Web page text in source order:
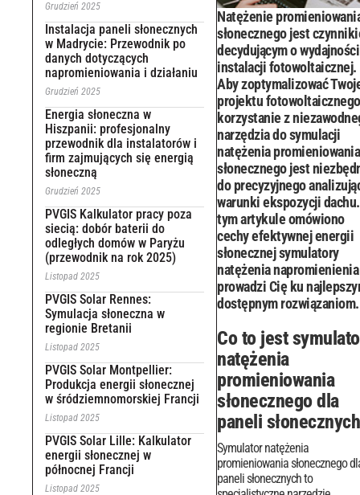
Grudzień 2025
Instalacja paneli słonecznych
w Madrycie: Przewodnik po
danych dotyczących
napromieniowania i działaniu
Grudzień 2025
Energia słoneczna w
Hiszpanii: profesjonalny
przewodnik dla instalatorów i
firm zajmujących się energią
słoneczną
Grudzień 2025
PVGIS Kalkulator pracy poza
siecią: dobór baterii do
odległych domów w Paryżu
(przewodnik na rok 2025)
Listopad 2025
PVGIS Solar Rennes:
Symulacja słoneczna w
regionie Bretanii
Listopad 2025
PVGIS Solar Montpellier:
Produkcja energii słonecznej
w śródziemnomorskiej Francji
Listopad 2025
PVGIS Solar Lille: Kalkulator
energii słonecznej w
północnej Francji
Listopad 2025
Natężenie
słonecznego jest
decydującym o wydajności
instalacji fotowoltaicznej.
Aby zoptymalizować
projektu
korzystanie z
narzędzia do symulacji
natężenia promieniowania
słonecznego jest
do precyzyjnego
warunki ekspozycji
tym artykule omówiono
cechy efektywnej energii
słonecznej symulatory
natężenia
prowadzi Cię ku
dostępnym rozwiązaniom.
Co to jest
natężenia
promieniowania
słonecznego dla
paneli
Symulator natężenia
promieniowania słonecznego
paneli słonecznych to